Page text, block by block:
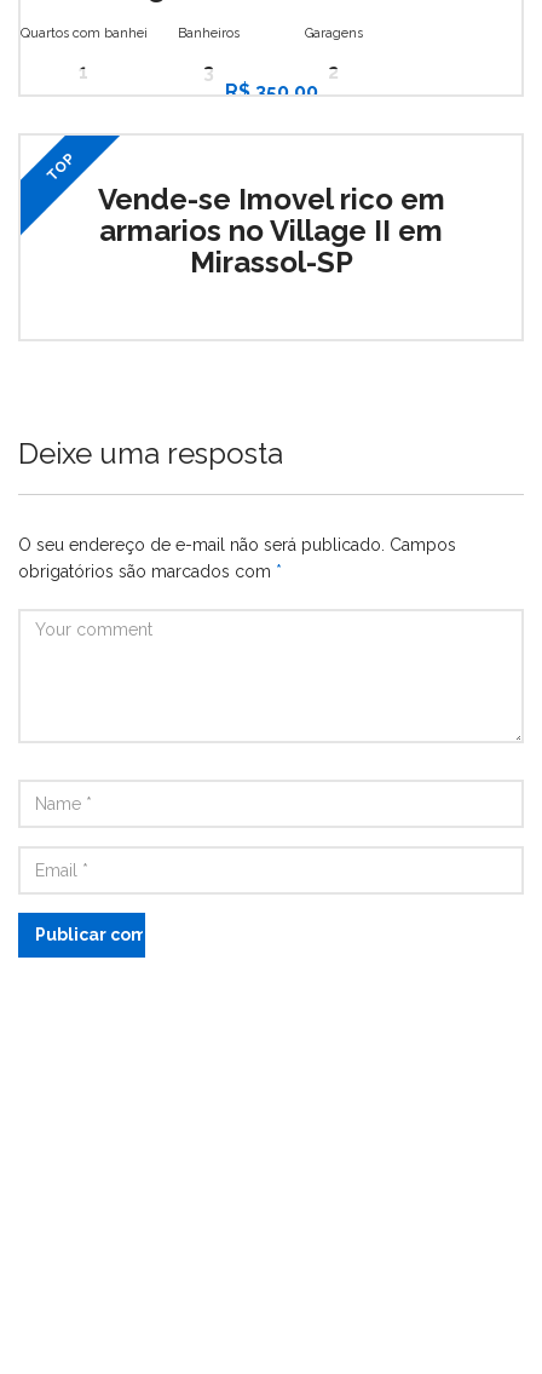
R$ 350,00
Quartos com banheiro
1
Banheiros
3
Garagens
2
TOP
Vende-se Imovel rico em
armarios no Village II em
Mirassol-SP
Deixe uma resposta
O seu endereço de e-mail não será publicado. Campos
obrigatórios são marcados com *